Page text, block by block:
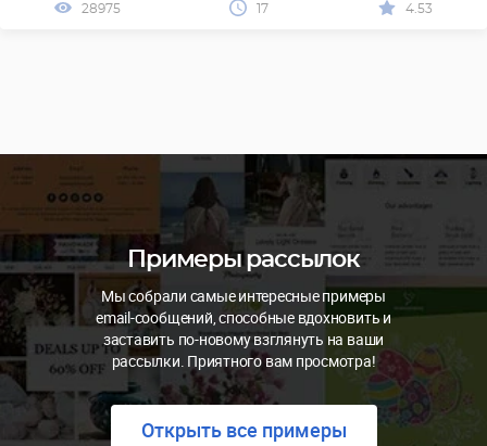
28975 17 4.53
Примеры рассылок
Мы собрали самые интересные примеры
email-сообщений, способные вдохновить и
заставить по-новому взглянуть на ваши
рассылки. Приятного вам просмотра!
Открыть все примеры